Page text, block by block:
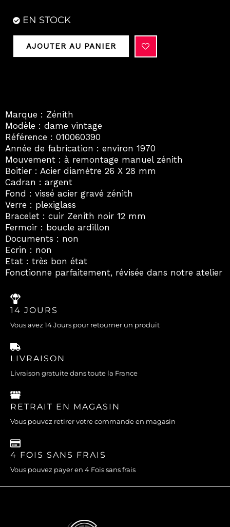
EN STOCK
AJOUTER AU PANIER
Marque : Zénith
Modèle : dame vintage
Référence : 010060390
Année de fabrication : environ 1970
Mouvement : à remontage manuel zénith
Boitier : Acier diamètre 26 X 28 mm
Cadran : argent
Fond : vissé acier gravé zénith
Verre : plexiglass
Bracelet : cuir Zenith noir 12 mm
Fermoir : boucle ardillon
Documents : non
Ecrin : non
Etat : très bon état
Fonctionne parfaitement, révisée dans notre atelier
14 JOURS
Vous avez 14 Jours pour retourner un produit
LIVRAISON
Livraison gratuite dans toute la France
RETRAIT EN MAGASIN
Vous pouvez retirer votre commande en magasin
4 FOIS SANS FRAIS
Vous pouvez payer en 4 Fois sans frais